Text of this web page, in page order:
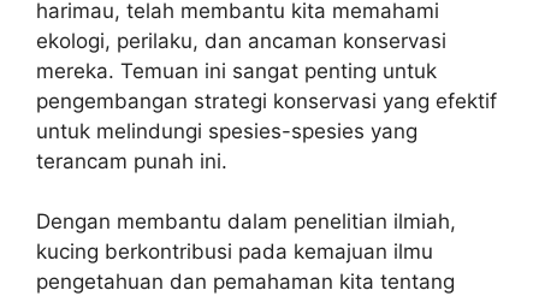
harimau, telah membantu kita memahami
ekologi, perilaku, dan ancaman konservasi
mereka. Temuan ini sangat penting untuk
pengembangan strategi konservasi yang efektif
untuk melindungi spesies-spesies yang
terancam punah ini.
Dengan membantu dalam penelitian ilmiah,
kucing berkontribusi pada kemajuan ilmu
pengetahuan dan pemahaman kita tentang